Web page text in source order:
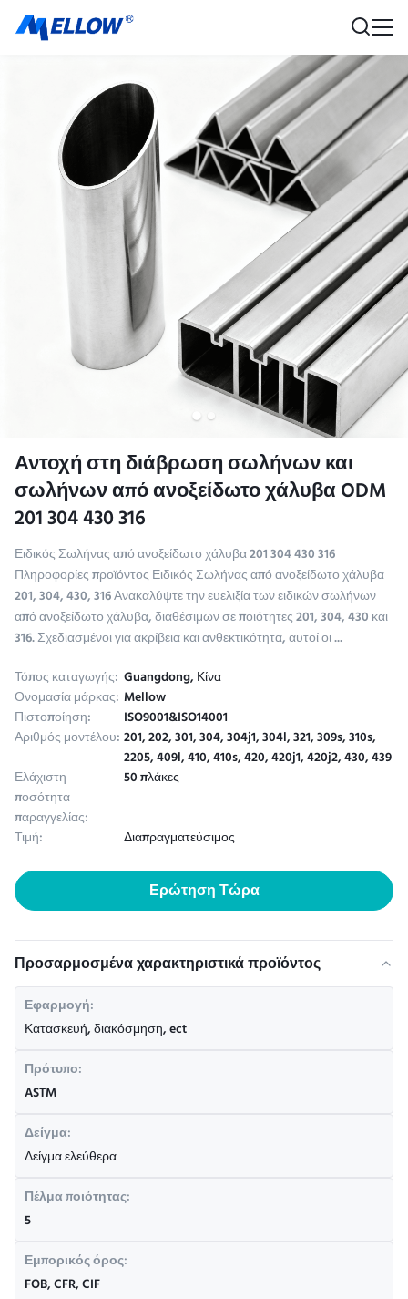
Αντοχή στη διάβρωση σωλήνων και
σωλήνων από ανοξείδωτο χάλυβα ODM
201 304 430 316
Ειδικός Σωλήνας από ανοξείδωτο χάλυβα 201 304 430 316
Πληροφορίες προϊόντος Ειδικός Σωλήνας από ανοξείδωτο χάλυβα
201, 304, 430, 316 Ανακαλύψτε την ευελιξία των ειδικών σωλήνων
από ανοξείδωτο χάλυβα, διαθέσιμων σε ποιότητες 201, 304, 430 και
316. Σχεδιασμένοι για ακρίβεια και ανθεκτικότητα, αυτοί οι ...
Τόπος καταγωγής: Guangdong, Κίνα
Ονομασία μάρκας: Mellow
Πιστοποίηση: ISO9001&ISO14001
Αριθμός μοντέλου:201, 202, 301, 304, 304j1, 304l, 321, 309s, 310s,
2205, 409l, 410, 410s, 420, 420j1, 420j2, 430, 439
Ελάχιστη
ποσότητα
παραγγελίας:
50 πλάκες
Τιμή: Διαπραγματεύσιμος
Ερώτηση Τώρα
Προσαρμοσμένα χαρακτηριστικά προϊόντος
Εφαρμογή:
Κατασκευή, διακόσμηση, ect
Πρότυπο:
ASTM
Δείγμα:
Δείγμα ελεύθερα
Πέλμα ποιότητας:
5
Εμπορικός όρος:
FOB, CFR, CIF